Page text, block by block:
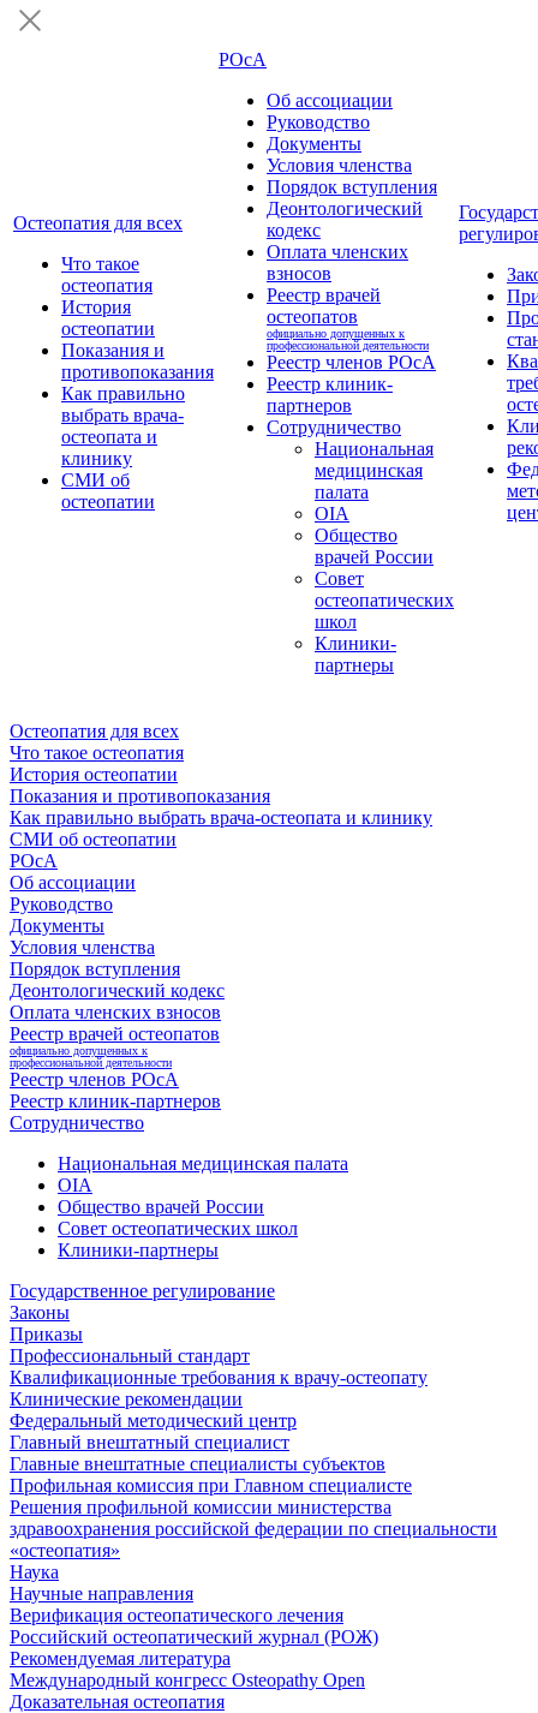
Остеопатия для всех
Что такое
остеопатия
История
остеопатии
Показания и
противопоказания
Как правильно
выбрать врача-
остеопата и
клинику
СМИ об
остеопатии
РОсА
Об ассоциации
Руководство
Документы
Условия членства
Порядок вступления
Деонтологический
кодекс
Оплата членских
взносов
Реестр врачей
остеопатов
официально допущенных к
профессиональной деятельности
Реестр членов РОсА
Реестр клиник-
партнеров
Сотрудничество
Национальная
медицинская
палата
OIA
Общество
врачей России
Совет
остеопатических
школ
Клиники-
партнеры
Остеопатия для всех
Что такое остеопатия
История остеопатии
Показания и противопоказания
Как правильно выбрать врача-остеопата и клинику
СМИ об остеопатии
РОсА
Об ассоциации
Руководство
Документы
Условия членства
Порядок вступления
Деонтологический кодекс
Оплата членских взносов
Реестр врачей остеопатов
официально допущенных к
профессиональной деятельности
Реестр членов РОсА
Реестр клиник-партнеров
Сотрудничество
Национальная медицинская палата
OIA
Общество врачей России
Совет остеопатических школ
Клиники-партнеры
Государственное регулирование
Законы
Приказы
Профессиональный стандарт
Квалификационные требования к врачу-остеопату
Клинические рекомендации
Федеральный методический центр
Главный внештатный специалист
Главные внештатные специалисты субъектов
Профильная комиссия при Главном специалисте
Решения профильной комиссии министерства
здравоохранения российской федерации по специальности
«остеопатия»
Наука
Научные направления
Верификация остеопатического лечения
Российский остеопатический журнал (РОЖ)
Рекомендуемая литература
Международный конгресс Osteopathy Open
Доказательная остеопатия